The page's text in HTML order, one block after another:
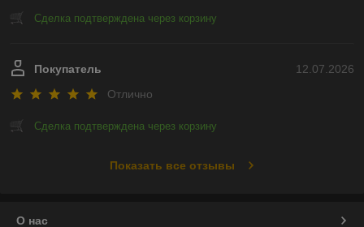
Сделка подтверждена через корзину
12.07.2026
Покупатель
Отлично
Сделка подтверждена через корзину
Показать все отзывы
О нас